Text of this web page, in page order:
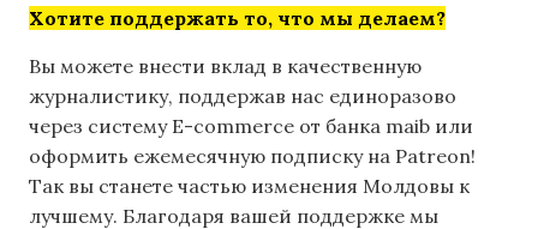
Хотите поддержать то, что мы делаем?
Вы можете внести вклад в качественную
журналистику, поддержав нас единоразово
через систему E-commerce от банка maib или
оформить ежемесячную подписку на Patreon!
Так вы станете частью изменения Молдовы к
лучшему. Благодаря вашей поддержке мы